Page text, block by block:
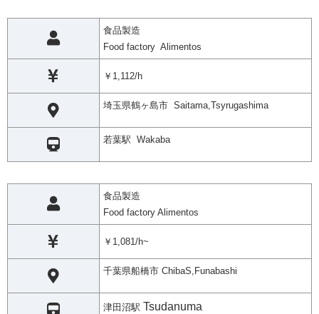
食品製造
Food factory Alimentos
￥1,112/h
埼玉県鶴ヶ島市 Saitama,Tsyrugashima
若葉駅 Wakaba
食品製造
Food factory Alimentos
￥1,081/h~
千葉県船橋市 ChibaS,Funabashi
津田沼駅 Tsudanuma